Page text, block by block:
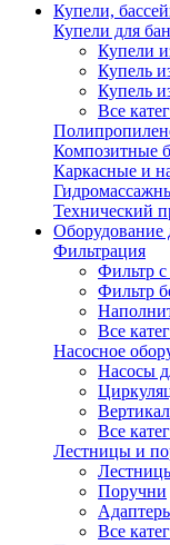
Купели,
Купели для
Купели
Купель
Купель
Все
Композитные
Каркасные и
Технический
Оборудование
Фильтрация
Фильтр с
Фильтр
Все
Насосное
Насосы
Все
Лестницы и
Поручни
Все